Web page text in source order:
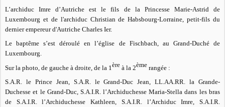
L’archiduc Imre d’Autriche est le fils de la Princesse Marie-Astrid de
Luxembourg et de l'archiduc Christian de Habsbourg-Lorraine, petit-fils du
dernier empereur d'Autriche Charles Ier.
Le baptême s’est déroulé en l’église de Fischbach, au Grand-Duché de
Luxembourg.
Sur la photo, de gauche à droite, de la 1ère à la 2ème rangée :
S.A.R. le Prince Jean, S.A.R. le Grand-Duc Jean, LL.AA.RR. la Grande-
Duchesse et le Grand-Duc, S.A.I.R. l’Archiduchesse Maria-Stella dans les bras
de S.A.I.R. l’Archiduchesse Kathleen, S.A.I.R. l’Archiduc Imre, S.A.I.R.